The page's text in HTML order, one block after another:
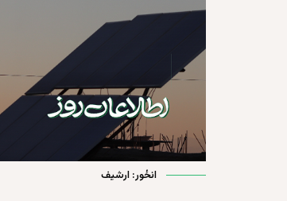
انځور: ارشیف